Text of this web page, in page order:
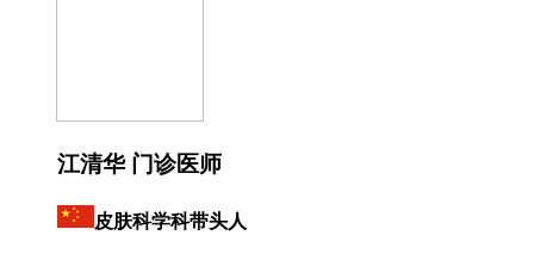
江清华 门诊医师
皮肤科学科带头人